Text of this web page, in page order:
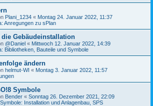
Plani_1234 « Montag 24. Januar 2022, 11:37
Anregungen zu sPlan
Gebäudeinstallation
@Daniel « Mittwoch 12. Januar 2022, 14:39
Bibliotheken, Bauteile und Symbole
ändern
helmut-WI « Montag 3. Januar 2022, 11:57
Symbole
Bender « Sonntag 26. Dezember 2021, 22:09
Installation und Anlagenbau, SPS